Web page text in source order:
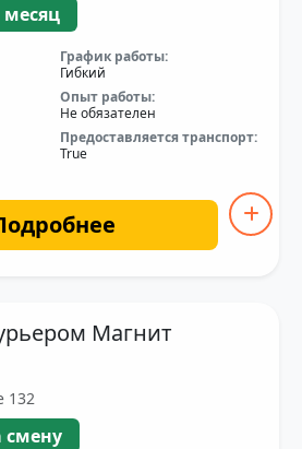
месяц
График работы:
Гибкий
Опыт работы:
Не обязателен
Предоставляется транспорт:
True
Магнит
132
смену